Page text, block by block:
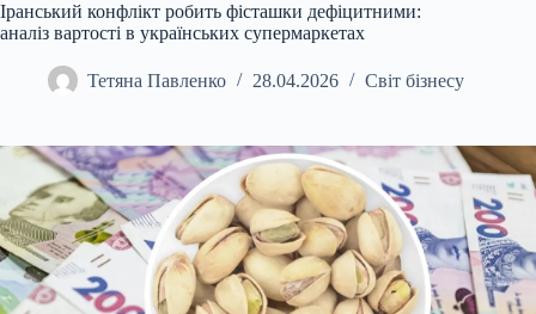
Іранський конфлікт робить фісташки дефіцитними:
аналіз вартості в українських супермаркетах
Тетяна Павленко 28.04.2026 Світ бізнесу